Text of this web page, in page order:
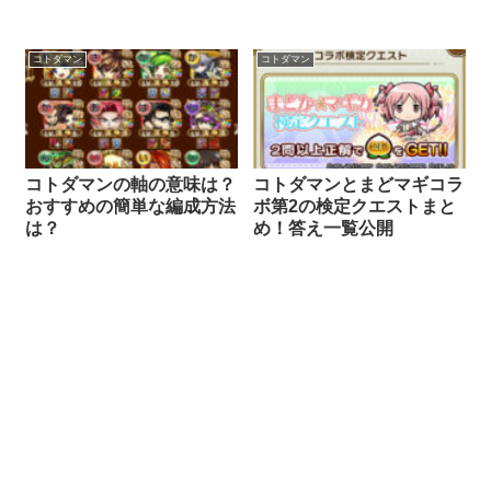
コトダマン
コトダマンの軸の意味は？
おすすめの簡単な編成方法
は？
コトダマン
コトダマンとまどマギコラ
ボ第2の検定クエストまと
め！答え一覧公開